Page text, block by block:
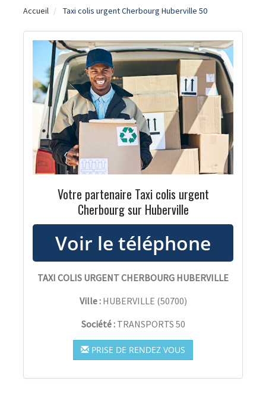
Accueil Taxi colis urgent Cherbourg Huberville 50
Votre partenaire Taxi colis urgent
Cherbourg sur Huberville
TAXI COLIS URGENT CHERBOURG HUBERVILLE
Ville : HUBERVILLE (50700)
Société : TRANSPORTS 50
PRISE DE RENDEZ VOUS